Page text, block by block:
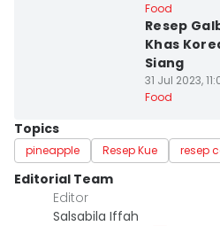
Food
Resep
Khas
Siang
31 Jul 2023,
Food
Topics
pineapple Resep Kue resep
Editorial Team
Editor
Salsabila Iffah